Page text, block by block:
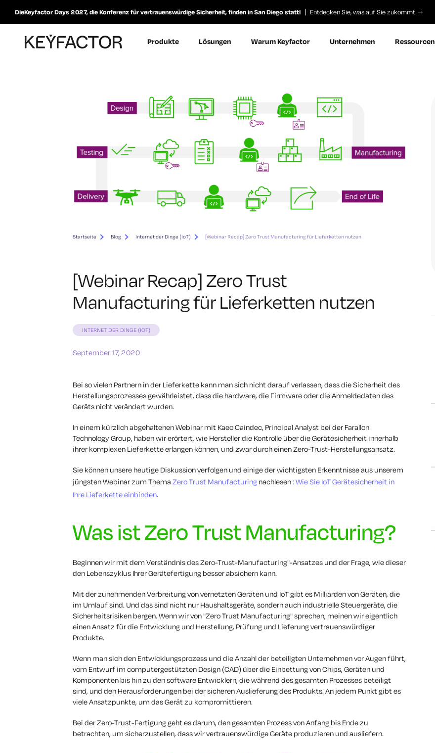
DieKeyfactor Days 2027, die Konferenz für vertrauenswürdige Sicherheit, finden in San Diego statt! Entdecken Sie, was auf Sie zukommt
Produkte Lösungen Warum Keyfactor Unternehmen Ressourcen
Startseite Blog Internet der Dinge (IoT) [Webinar Recap] Zero Trust Manufacturing für Lieferketten nutzen
[Webinar Recap] Zero Trust
Manufacturing für Lieferketten nutzen
INTERNET DER DINGE (IOT)
September 17, 2020
Bei so vielen Partnern in der Lieferkette kann man sich nicht darauf verlassen, dass die Sicherheit des
Herstellungsprozesses gewährleistet, dass die hardware, die Firmware oder die Anmeldedaten des
Geräts nicht verändert wurden.
In einem kürzlich abgehaltenen Webinar mit Kaeo Caindec, Principal Analyst bei der Farallon
Technology Group, haben wir erörtert, wie Hersteller die Kontrolle über die Gerätesicherheit innerhalb
ihrer komplexen Lieferkette erlangen können, und zwar durch einen Zero-Trust-Herstellungsansatz.
Sie können unsere heutige Diskussion verfolgen und einige der wichtigsten Erkenntnisse aus unserem
jüngsten Webinar zum Thema Zero Trust Manufacturing nachlesen:Wie Sie IoT Gerätesicherheit in
Ihre Lieferkette einbinden.
Was ist Zero Trust Manufacturing?
Beginnen wir mit dem Verständnis des Zero-Trust-Manufacturing"-Ansatzes und der Frage, wie dieser
den Lebenszyklus Ihrer Gerätefertigung besser absichern kann.
Mit der zunehmenden Verbreitung von vernetzten Geräten und IoT gibt es Milliarden von Geräten, die
im Umlauf sind. Und das sind nicht nur Haushaltsgeräte, sondern auch industrielle Steuergeräte, die
Sicherheitsrisiken bergen. Wenn wir von "Zero Trust Manufacturing" sprechen, meinen wir eigentlich
einen Ansatz für die Entwicklung und Herstellung, Prüfung und Lieferung vertrauenswürdiger
Produkte.
Wenn man sich den Entwicklungsprozess und die Anzahl der beteiligten Unternehmen vor Augen führt,
vom Entwurf im computergestützten Design (CAD) über die Einbettung von Chips, Geräten und
Komponenten bis hin zu den software Entwicklern, die während des gesamten Prozesses beteiligt
sind, und den Herausforderungen bei der sicheren Auslieferung des Produkts. An jedem Punkt gibt es
viele Ansatzpunkte, um das Gerät zu kompromittieren.
Bei der Zero-Trust-Fertigung geht es darum, den gesamten Prozess von Anfang bis Ende zu
betrachten, um sicherzustellen, dass wir vertrauenswürdige Geräte produzieren und ausliefern.